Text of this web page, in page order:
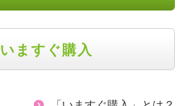
いますぐ購入